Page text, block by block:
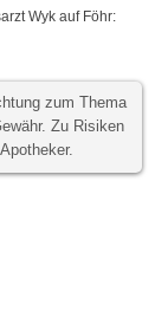
Wyk auf Föhr:
zum Thema
Zu Risiken